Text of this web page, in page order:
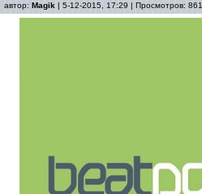
автор: Magik | 5-12-2015, 17:29 | Просмотров: 861